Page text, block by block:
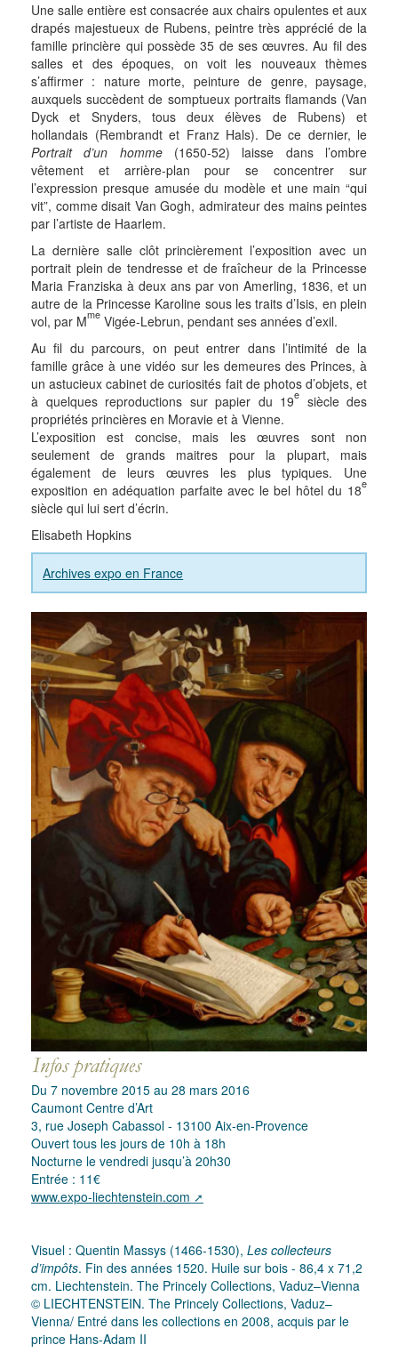
Une salle entière est consacrée aux chairs opulentes et aux
drapés majestueux de Rubens, peintre très apprécié de la
famille princière qui possède 35 de ses œuvres. Au fil des
salles et des époques, on voit les nouveaux thèmes
s’affirmer : nature morte, peinture de genre, paysage,
auxquels succèdent de somptueux portraits flamands (Van
Dyck et Snyders, tous deux élèves de Rubens) et
hollandais (Rembrandt et Franz Hals). De ce dernier, le
Portrait d’un homme(1650-52) laisse dans l’ombre
vêtement et arrière-plan pour se concentrer sur
l’expression presque amusée du modèle et une main “qui
vit”, comme disait Van Gogh, admirateur des mains peintes
par l’artiste de Haarlem.
La dernière salle clôt princièrement l’exposition avec un
portrait plein de tendresse et de fraîcheur de la Princesse
Maria Franziska à deux ans par von Amerling, 1836, et un
autre de la Princesse Karoline sous les traits d’Isis, en plein
vol, par Mme Vigée-Lebrun, pendant ses années d’exil.
Au fil du parcours, on peut entrer dans l’intimité de la
famille grâce à une vidéo sur les demeures des Princes, à
un astucieux cabinet de curiosités fait de photos d’objets, et
à quelques reproductions sur papier du 19e siècle des
propriétés princières en Moravie et à Vienne.
L’exposition est concise, mais les œuvres sont non
seulement de grands maitres pour la plupart, mais
également de leurs œuvres les plus typiques. Une
exposition en adéquation parfaite avec le bel hôtel du 18e
siècle qui lui sert d’écrin.
Elisabeth Hopkins
Archives expo en France
Du 7 novembre 2015 au 28 mars 2016
Caumont Centre d’Art
3, rue Joseph Cabassol - 13100 Aix-en-Provence
Ouvert tous les jours de 10h à 18h
Nocturne le vendredi jusqu’à 20h30
Entrée : 11€
www.expo-liechtenstein.com
Visuel : Quentin Massys (1466-1530), Les collecteurs
d’impôts. Fin des années 1520. Huile sur bois - 86,4 x 71,2
cm. Liechtenstein. The Princely Collections, Vaduz–Vienna
© LIECHTENSTEIN. The Princely Collections, Vaduz–
Vienna/ Entré dans les collections en 2008, acquis par le
prince Hans-Adam II